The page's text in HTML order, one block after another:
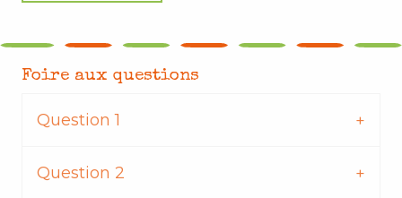
Foire aux questions
Question 1
Question 2